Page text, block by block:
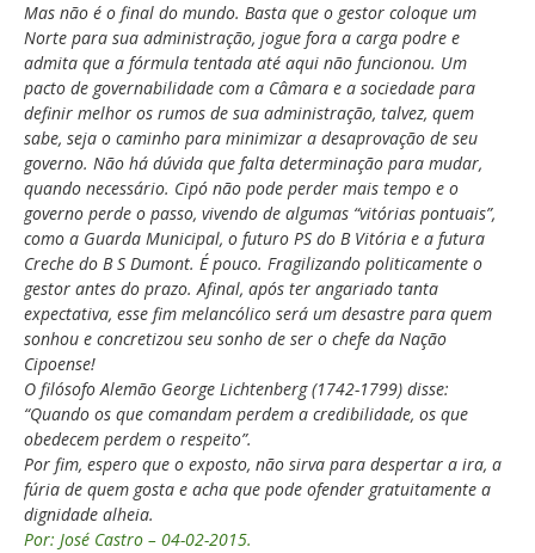
Mas não é o final do mundo. Basta que o gestor coloque um
Norte para sua administração, jogue fora a carga podre e
admita que a fórmula tentada até aqui não funcionou. Um
pacto de governabilidade com a Câmara e a sociedade para
definir melhor os rumos de sua administração, talvez, quem
sabe, seja o caminho para minimizar a desaprovação de seu
governo. Não há dúvida que falta determinação para mudar,
quando necessário. Cipó não pode perder mais tempo e o
governo perde o passo, vivendo de algumas “vitórias pontuais”,
como a Guarda Municipal, o futuro PS do B Vitória e a futura
Creche do B S Dumont. É pouco. Fragilizando politicamente o
gestor antes do prazo. Afinal, após ter angariado tanta
expectativa, esse fim melancólico será um desastre para quem
sonhou e concretizou seu sonho de ser o chefe da Nação
Cipoense!
O filósofo Alemão George Lichtenberg (1742-1799) disse:
“Quando os que comandam perdem a credibilidade, os que
obedecem perdem o respeito”.
Por fim, espero que o exposto, não sirva para despertar a ira, a
fúria de quem gosta e acha que pode ofender gratuitamente a
dignidade alheia.
Por: José Castro – 04-02-2015.